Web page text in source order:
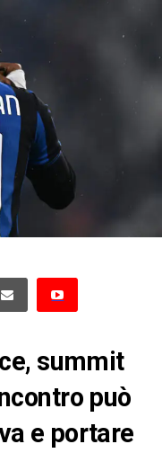
summit
può
e portare